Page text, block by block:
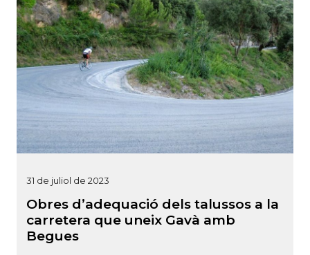
31 de juliol de 2023
Obres d’adequació dels talussos a la
carretera que uneix Gavà amb
Begues